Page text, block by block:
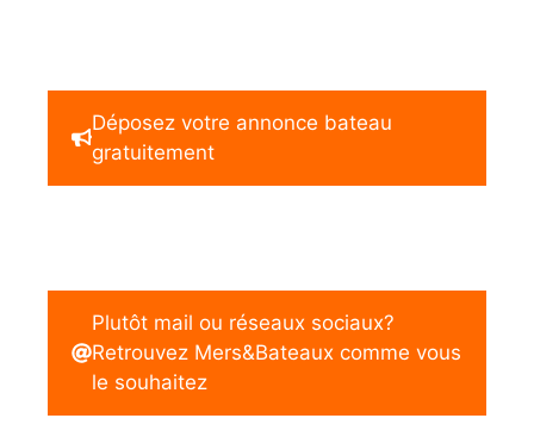
Déposez votre annonce bateau
gratuitement
Plutôt mail ou réseaux sociaux?
Retrouvez Mers&Bateaux comme vous
le souhaitez